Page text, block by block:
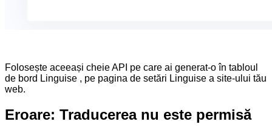
Folosește aceeași cheie API pe care ai generat-o în tabloul
de bord Linguise , pe pagina de setări Linguise a site-ului tău
web.
Eroare: Traducerea nu este permisă